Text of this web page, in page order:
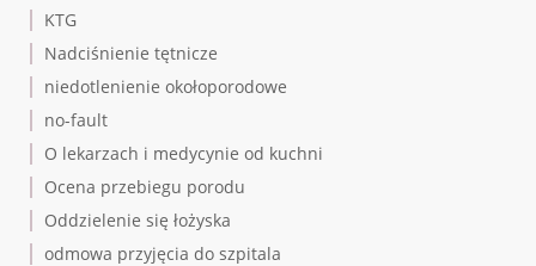
KTG
Nadciśnienie tętnicze
niedotlenienie okołoporodowe
no-fault
O lekarzach i medycynie od kuchni
Ocena przebiegu porodu
Oddzielenie się łożyska
odmowa przyjęcia do szpitala